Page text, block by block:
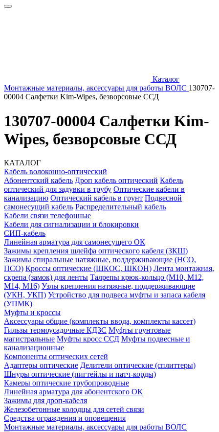
Каталог
Монтажные материалы, аксессуары для работы ВОЛС 130707-
00004 Салфетки Kim-Wipes, безворсовые ССД
130707-00004 Салфетки Kim-
Wipes, безворсовые ССД
КАТАЛОГ
Кабель волоконно-оптический
Абонентский кабель Дроп кабель оптический Кабель
оптический для задувки в трубу Оптические кабели в
канализацию Оптический кабель в грунт Подвесной
самонесущий кабель Распределительный кабель
Кабели связи телефонные
Кабели для сигнализации и блокировки
СИП-кабель
Линейная арматура для самонесущего ОК
Зажимы крепления шлейфа оптического кабеля (ЗКШ)
Зажимы спиральные натяжные, поддерживающие (НСО,
ПСО) Кроссы оптические (ШКОС, ШКОН) Лента монтажная,
скрепа (замок) для ленты Талрепы крюк-кольцо (М10, М12,
М14, М16) Узлы крепления натяжные, поддерживающие
(УКН, УКП) Устройство для подвеса муфты и запаса кабеля
(УПМК)
Муфты и кроссы
Аксессуары общие (комплекты ввода, комплекты кассет)
Гильзы термоусадочные КДЗС Муфты грунтовые
магистральные Муфты кросс ССД Муфты подвесные и
канализационные
Компоненты оптических сетей
Адаптеры оптические Делители оптические (сплиттеры)
Шнуры оптические (пигтейлы и патч-корды)
Камеры оптические трубопроводные
Линейная арматура для абонентского ОК
Зажимы для дроп-кабеля
Железобетонные колодцы для сетей связи
Средства ограждения и оповещения
Монтажные материалы, аксессуары для работы ВОЛС